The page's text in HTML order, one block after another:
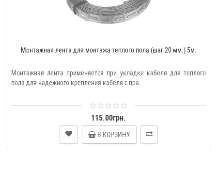
Монтажная лента для монтажа теплого пола (шаг 20 мм.) 5м.
Монтажная лента применяется при укладке кабеля для теплого
пола для надежного крепления кабеля с пра..
115.00грн.
В КОРЗИНУ